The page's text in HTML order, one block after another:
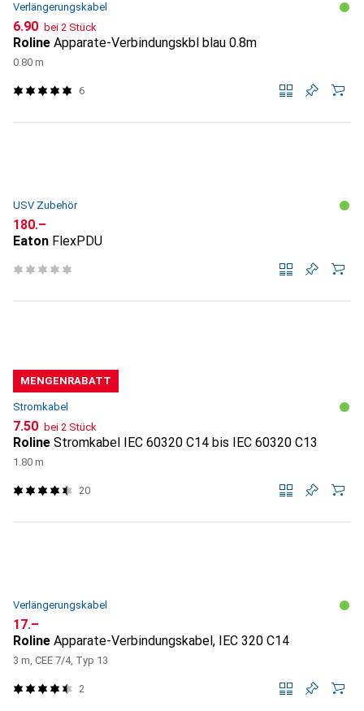
Verlängerungskabel
CHF
6.90 bei 2 Stück
Roline Apparate-Verbindungskbl blau 0.8m
0.80 m
6
USV Zubehör
CHF
180.–
Eaton FlexPDU
MENGENRABATT
Stromkabel
CHF
7.50 bei 2 Stück
Roline Stromkabel IEC 60320 C14 bis IEC 60320 C13
1.80 m
20
Verlängerungskabel
CHF
17.–
Roline Apparate-Verbindungskabel, IEC 320 C14
3 m, CEE 7/4, Typ 13
2